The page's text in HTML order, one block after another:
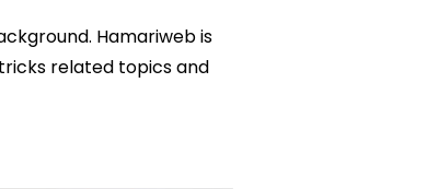
Hamariweb is
related topics and